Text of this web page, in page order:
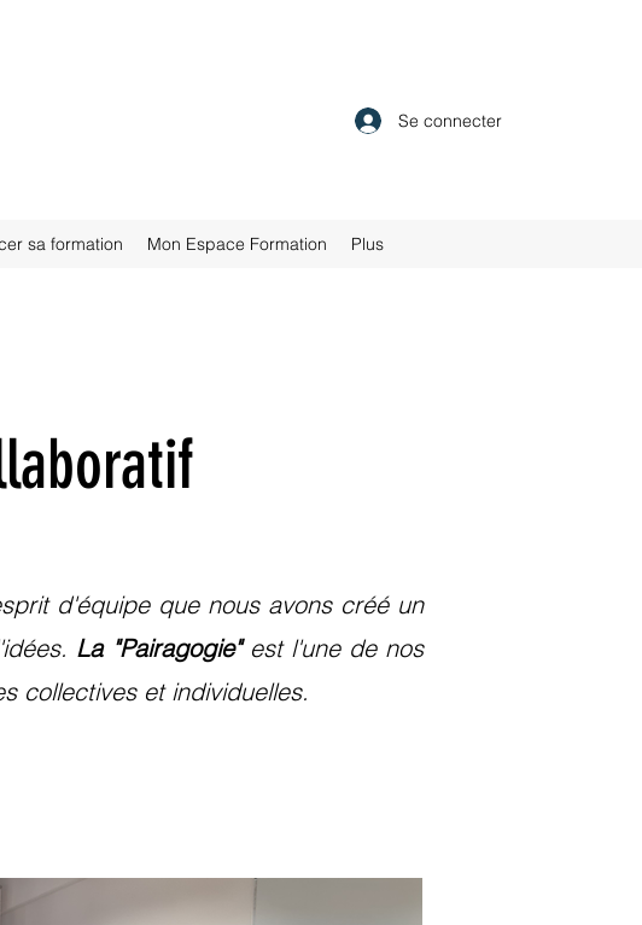
Se connecter
sa formation Mon Espace Formation Plus
d'équipe que nous avons créé un
La "Pairagogie"est l'une de nos
collectives et individuelles.